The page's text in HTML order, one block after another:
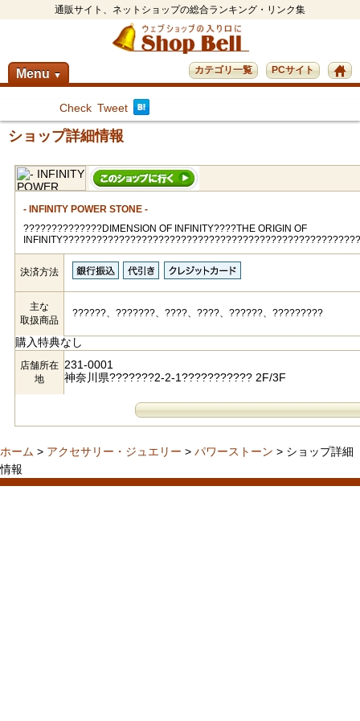
通販サイト、ネットショップの総合ランキング・リンク集
Menu ▼ PCサイト
カテゴリ一覧
Check Tweet
ショップ詳細情報
- INFINITY POWER STONE -
??????????????DIMENSION OF INFINITY????THE ORIGIN OF
決済方法
主な
取扱商品
??????、???????、????、????、??????、?????????
購入特典なし
店舗所在
地
231-0001
神奈川県???????2-2-1??????????? 2F/3F
ホーム > アクセサリー・ジュエリー > パワーストーン > ショップ詳細
情報